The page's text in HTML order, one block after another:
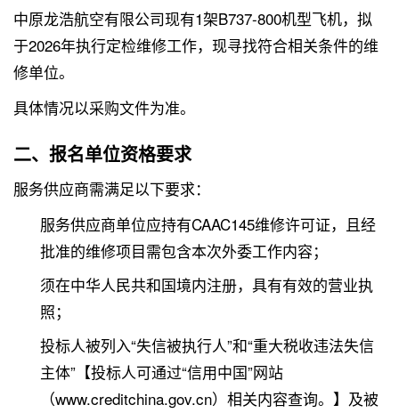
中原龙浩航空有限公司现有1架B737-800机型飞机，拟
于2026年执行定检维修工作，现寻找符合相关条件的维
修单位。
具体情况以采购文件为准。
二、报名单位资格要求
服务供应商需满足以下要求：
服务供应商单位应持有CAAC145维修许可证，且经
批准的维修项目需包含本次外委工作内容；
须在中华人民共和国境内注册，具有有效的营业执
照；
投标人被列入“失信被执行人”和“重大税收违法失信
主体”【投标人可通过“信用中国”网站
（www.creditchina.gov.cn）相关内容查询。】及被